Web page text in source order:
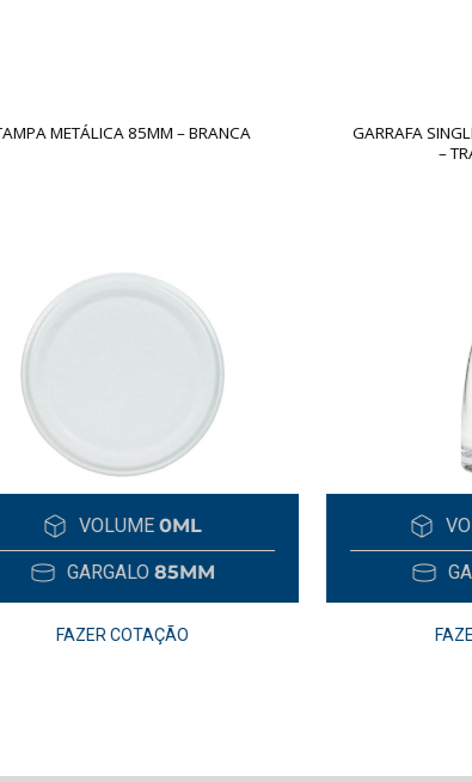
GARRAFA SINGLE 735ML – ROLHA 19MM
VOLUME
GARGALO
FAZER COTAÇÃO